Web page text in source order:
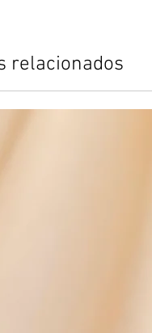
relacionados